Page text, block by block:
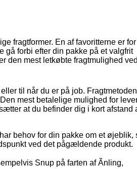
fragtformer. En af favoritterne er for
gå forbi efter din pakke på et valgfrit
den mest letkøbte fragtmulighed
til når du er på job.
mest betalelige mulighed for
at du befinder dig i kort afstand
behov for din pakke om et øjeblik,
ved det pågældende produkt.
Snup på farten af Ãnling,